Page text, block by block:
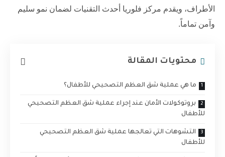
الأطراف، ويقدم مركز فلوريا أحدث التقنيات لضمان نمو سليم
وآمن تماماً.
محتويات المقالة
ما هي عملية شق العظم التصحيحي للأطفال؟
بروتوكولات الأمان عند إجراء عملية شق العظم التصحيحي
للأطفال
التشوهات التي تعالجها عملية شق العظم التصحيحي
للأطفال